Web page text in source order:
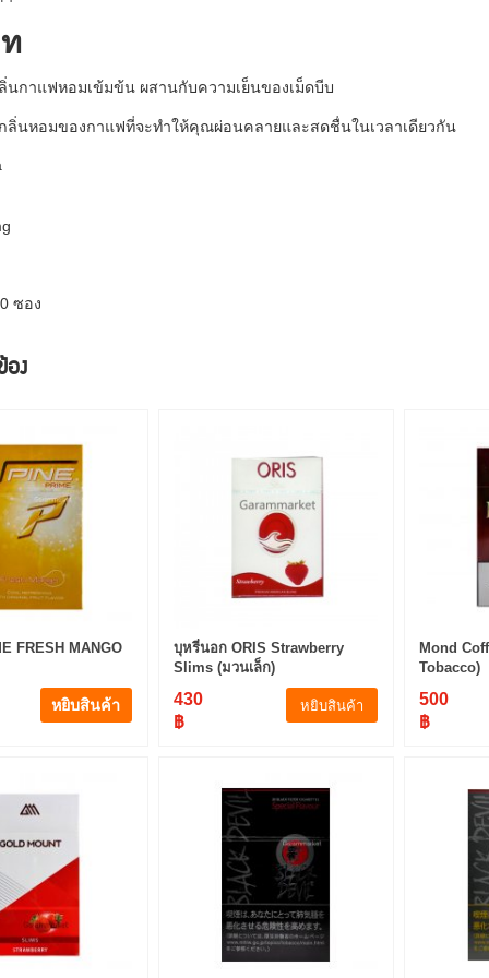
นกาแฟหอมเข้มข้น ผสานกับความเย็นของเม็ดบีบ
ลิ่นหอมของกาแฟที่จะทำให้คุณผ่อนคลายและสดชื่นในเวลาเดียวกัน
ซอง
ง
FRESH MANGO
หยิบสินค้า
บุหรี่นอก ORIS Strawberry
Slims (มวนเล็ก)
430
฿
หยิบสินค้า
Mond
Tobacco)
500
฿